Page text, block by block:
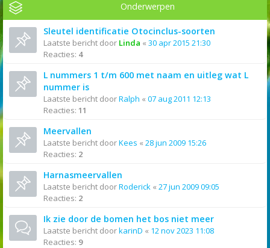
Onderwerpen
Sleutel identificatie Otocinclus-soorten
Laatste bericht door Linda « 30 apr 2015 21:30
Reacties: 4
L nummers 1 t/m 600 met naam en uitleg wat L
nummer is
Laatste bericht doorRalph « 07 aug 2011 12:13
Reacties: 11
Meervallen
Laatste bericht doorKees « 28 jun 2009 15:26
Reacties: 2
Harnasmeervallen
Laatste bericht doorRoderick « 27 jun 2009 09:05
Reacties: 2
Ik zie door de bomen het bos niet meer
Laatste bericht doorkarinD « 12 nov 2023 11:08
Reacties: 9